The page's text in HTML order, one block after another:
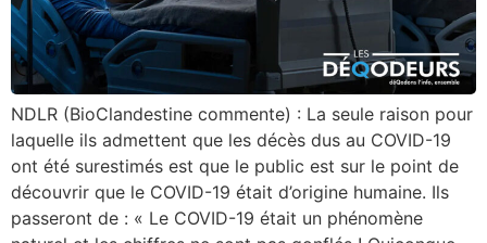
NDLR (BioClandestine commente) : La seule raison pour
laquelle ils admettent que les décès dus au COVID-19
ont été surestimés est que le public est sur le point de
découvrir que le COVID-19 était d’origine humaine. Ils
passeront de : « Le COVID-19 était un phénomène